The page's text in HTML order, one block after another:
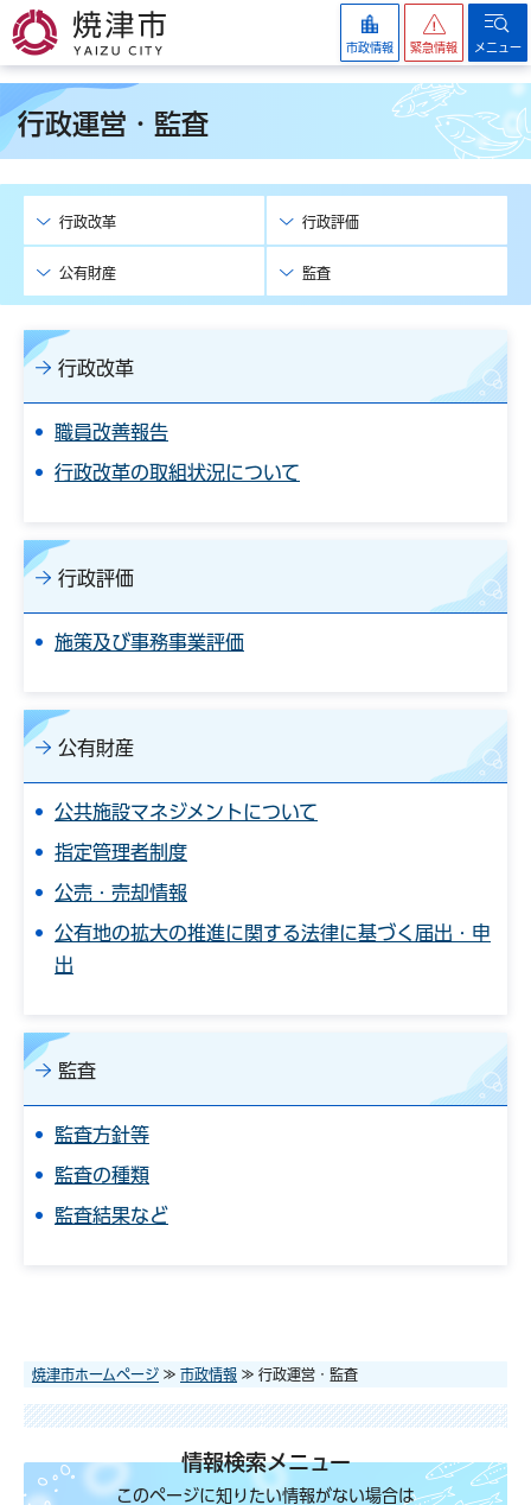
焼津市
市政情報 緊急情報 メニュー
行政運営・監査
行政改革 行政評価
公有財産 監査
行政改革
職員改善報告
行政改革の取組状況について
行政評価
施策及び事務事業評価
公有財産
公共施設マネジメントについて
指定管理者制度
公売・売却情報
公有地の拡大の推進に関する法律に基づく届出・申
出
監査
監査方針等
監査の種類
監査結果など
焼津市ホームページ ≫ 市政情報 ≫ 行政運営・監査
情報検索メニュー
このページに知りたい情報がない場合は